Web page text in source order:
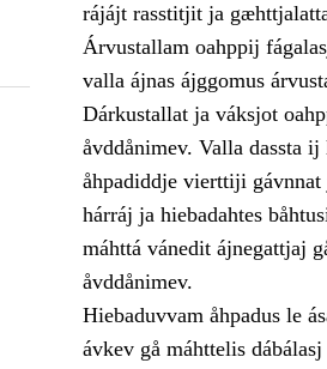
rájájt rasstitjit ja
Árvustallam oahppij
valla ájnas ájggomus
Dárkustallat ja váksjot
åvddånimev. Valla dassta
åhpadiddje vierttiji gávnnat
hárráj ja hiebadahtes
máhttá vánedit ájnegattjaj
åvddånimev.
Hiebaduvvam åhpadus le
ávkev gå máhttelis